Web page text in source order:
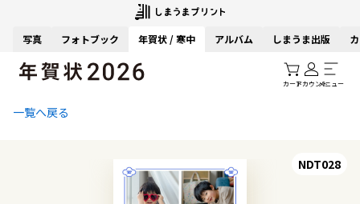
写真 フォトブック 年賀状 / 寒中 アルバム しまうま出版
カートアカウントメニュー
一覧へ戻る
NDT028